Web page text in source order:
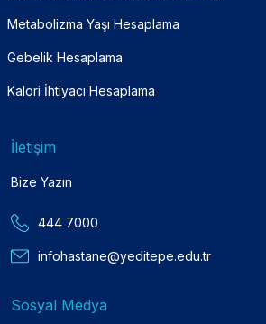
Metabolizma Yaşı Hesaplama
Gebelik Hesaplama
Kalori İhtiyacı Hesaplama
İletişim
Bize Yazın
444 7000
infohastane@yeditepe.edu.tr
Sosyal Medya